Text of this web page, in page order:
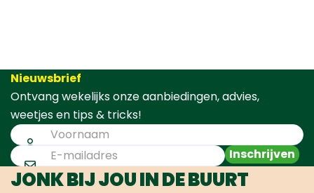
Nieuwsbrief
Ontvang wekelijks onze aanbiedingen, advies,
weetjes en tips & tricks!
Inschrijven
JONK BIJ JOU IN DE BUURT